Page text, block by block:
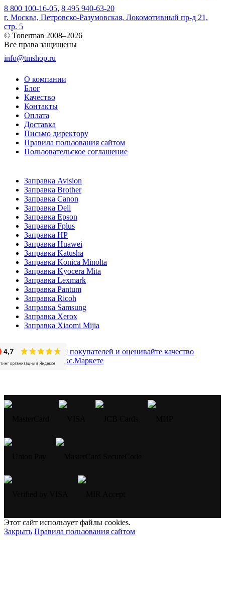
8 800 100-16-05, 8 495 940-63-20
г. Москва, Петровско-Разумовская, Локомотивный пр-д 21,
стр. 5
© Tonerman 2008–2026
Все права защищены
info@tmshop.ru
О компании
Блог
Качество
Контакты
Оплата
Доставка
Письмо директору
Правила пользования сайтом
Пользовательское соглашение
Заправка Avision
Заправка Brother
Заправка Canon
Заправка Deli
Заправка Epson
Заправка Fplus
Заправка HP
Заправка Huawei
Заправка Katusha
Заправка Konica Minolta
Заправка Kyocera Mita
Заправка Lexmark
Заправка Pantum
Заправка Ricoh
Заправка Samsung
Заправка Xerox
Заправка Xiaomi Mijia
Этот сайт использует файлы cookies.
Закрыть Правила пользования сайтом